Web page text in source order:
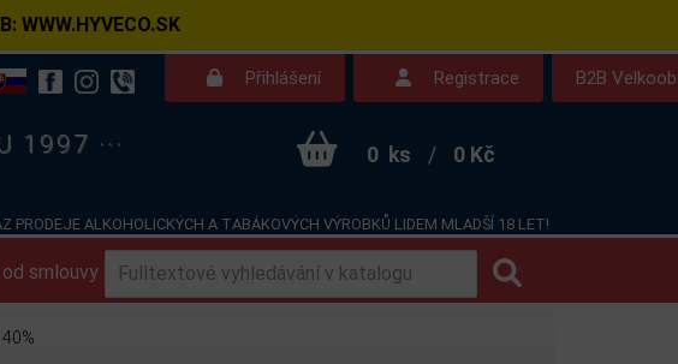
WWW.HYVECO.SK
Přihlášení Registrace B2B
1997 ··· 0 ks / 0 Kč
PRODEJE ALKOHOLICKÝCH A TABÁKOVÝCH VÝROBKŮ LIDEM MLADŠÍ 18 LET!
smlouvy Kontakt Dotazy